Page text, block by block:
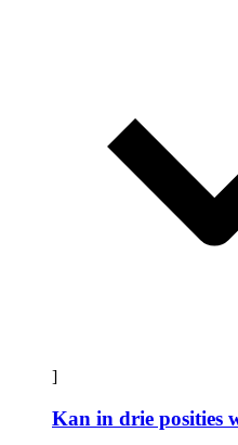
]
Kan in drie posities